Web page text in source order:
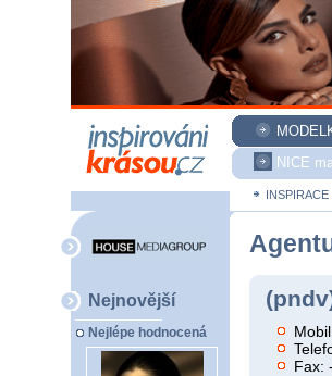
NICE
INSPIRACE
Nejnovější
Nejlépe hodnocená
Fax: -